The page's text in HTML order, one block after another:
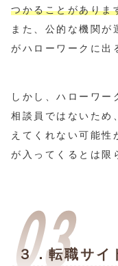
つかることがありま
また、公的な機関が
がハローワークに出
しかし、ハローワー
相談員ではないため
えてくれない可能性
が入ってくるとは限
３．転職サイ